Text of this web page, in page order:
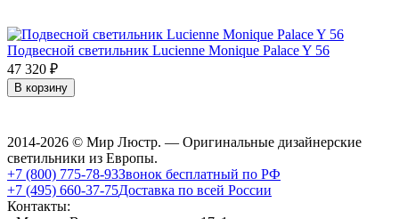
Подвесной светильник Lucienne Monique Palace Y 56
47 320 ₽
В корзину
2014-2026 © Мир Люстр. — Оригинальные дизайнерские
светильники из Европы.
+7 (800) 775-78-93Звонок бесплатный по РФ
+7 (495) 660-37-75Доставка по всей России
Контакты: